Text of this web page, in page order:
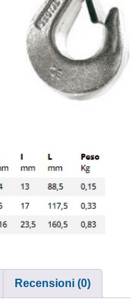
Recensioni (0)